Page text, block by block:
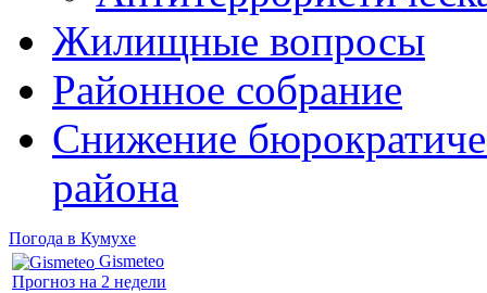
Жилищные вопросы
Районное собрание
Снижение
района
Погода в Кумухе
Gismeteo
Прогноз на 2 недели